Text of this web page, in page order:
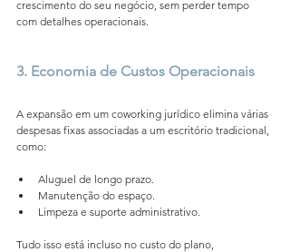
crescimento do seu negócio, sem perder tempo
com detalhes operacionais.
3. Economia de Custos Operacionais
A expansão em um coworking jurídico elimina várias
despesas fixas associadas a um escritório tradicional,
como:
Aluguel de longo prazo.
Manutenção do espaço.
Limpeza e suporte administrativo.
Tudo isso está incluso no custo do plano,